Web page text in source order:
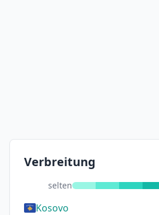
Verbreitung
selten
Kosovo